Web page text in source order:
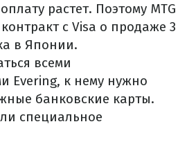
растет. Поэтому MTG
с Visa о продаже 3
в Японии.
всеми
Evering, к нему нужно
банковские карты.
специальное